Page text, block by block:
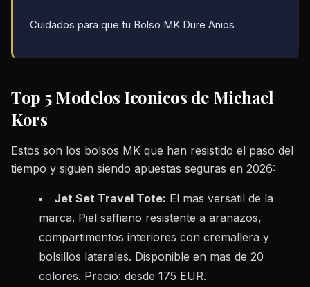
Cuidados para que tu Bolso MK Dure Anios
Top 5 Modelos Iconicos de Michael
Kors
Estos son los bolsos MK que han resistido el paso del
tiempo y siguen siendo apuestas seguras en 2026:
Jet Set Travel Tote: El mas versatil de la
marca. Piel saffiano resistente a aranazos,
compartimentos interiores con cremallera y
bolsillos laterales. Disponible en mas de 20
colores. Precio: desde 175 EUR.